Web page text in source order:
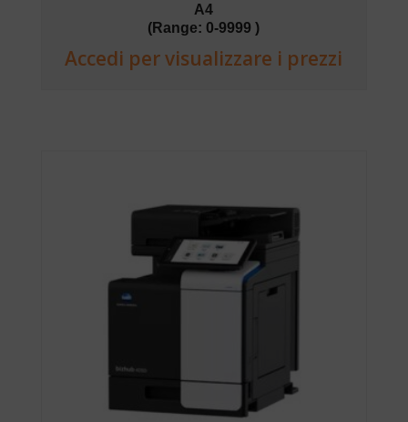
A4
(Range: 0-9999 )
Accedi per visualizzare i prezzi